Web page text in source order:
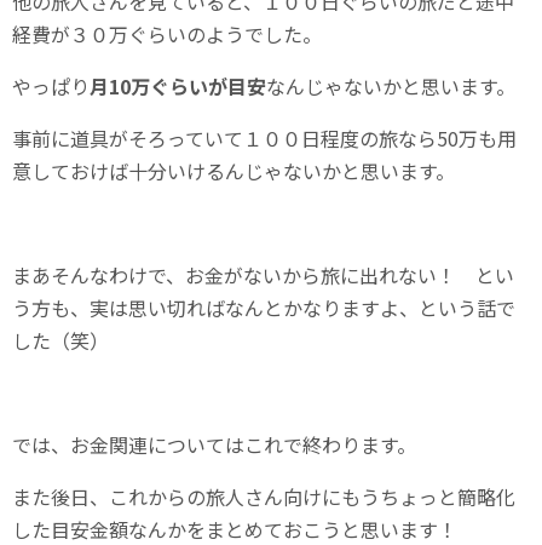
経費が３０万ぐらいのようでした。
やっぱり月10万ぐらいが目安なんじゃないかと思います。
事前に道具がそろっていて１００日程度の旅なら50万も用
意しておけば十分いけるんじゃないかと思います。
まあそんなわけで、お金がないから旅に出れない！ とい
う方も、実は思い切ればなんとかなりますよ、という話で
した（笑）
では、お金関連についてはこれで終わります。
また後日、これからの旅人さん向けにもうちょっと簡略化
した目安金額なんかをまとめておこうと思います！